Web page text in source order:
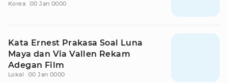
Korea 00 Jan 0000
Kata Ernest Prakasa Soal Luna
Maya dan Via Vallen Rekam
Adegan Film
Lokal 00 Jan 0000